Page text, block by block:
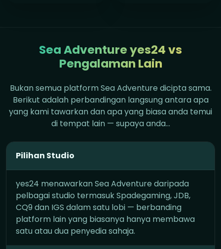
Sea Adventure yes24 vs
Pengalaman Lain
Bukan semua platform Sea Adventure dicipta sama.
Berikut adalah perbandingan langsung antara apa
yang kami tawarkan dan apa yang biasa anda temui
di tempat lain — supaya anda…
Pilihan Studio
yes24 menawarkan Sea Adventure daripada
pelbagai studio termasuk Spadegaming, JDB,
CQ9 dan IGS dalam satu lobi — berbanding
platform lain yang biasanya hanya membawa
satu atau dua penyedia sahaja.